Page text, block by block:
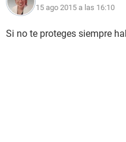
15 ago 2015 a las 16:10
Si no te proteges siempre